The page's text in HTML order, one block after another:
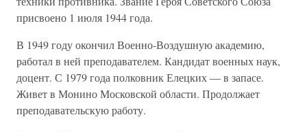
присвоено 1 июля 1944 года.
В 1949 году окончил Военно-Воздушную академию,
работал в ней преподавателем. Кандидат военных наук,
доцент. С 1979 года полковник Елецких — в запасе.
Живет в Монино Московской области. Продолжает
преподавательскую работу.